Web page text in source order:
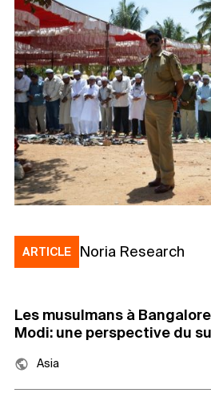
ARTICLE Noria Research
Les musulmans à
Modi: une perspective du
Asia